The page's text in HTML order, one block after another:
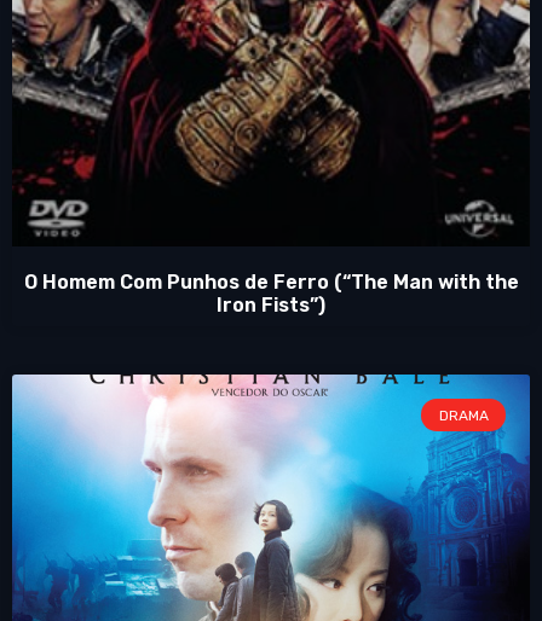
O Homem Com Punhos de Ferro (“The Man with the
Iron Fists”)
DRAMA